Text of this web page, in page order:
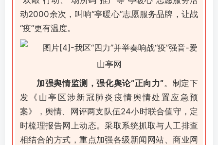
动2000余次，叫响“亭暖心”志愿服务品牌，让战
“疫”更有温度。
加强舆情监测，强化舆论“正向力”。制定下
发《山亭区涉新冠肺炎疫情舆情处置应急预
案》，舆情、网评两支队伍24小时联合值守，定
时梳理报告网上动态。采取系统抓取与人工排查
相结合的方式，重点加强各级新闻网站、商业网